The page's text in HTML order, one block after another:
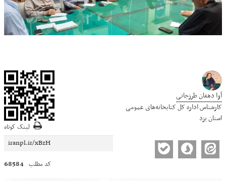
آوا دهقان طرزجانی
کارشناس اداره کل کتابخانه‌های عمومی
استان یزد
لینک کوتاه
کد مطلب 68584